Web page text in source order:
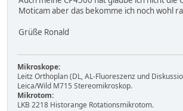
Moticam aber das bekomme ich noch wohl
Grüße Ronald
Mikroskope:
Leitz Orthoplan (DL, AL-Fluoreszenz und
Leica/Wild M715 Stereomikroskop.
Mikrotom:
LKB 2218 Historange Rotationsmikrotom.